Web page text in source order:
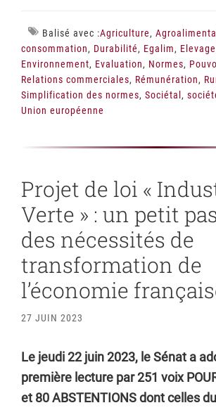
Balisé avec :Agriculture,
consommation, Durabilité, Egalim, Elevage
Environnement, Evaluation, Normes,
Relations commerciales, Rémunération,
Simplification des normes, Sociétal ,
Union européenne
Projet de loi «
Verte » : un petit
des nécessités de
transformation de
l’économie
27 JUIN 2023
Le jeudi 22 juin 2023, le Sénat a
première lecture par 251 voix
et 80 ABSTENTIONS dont celles